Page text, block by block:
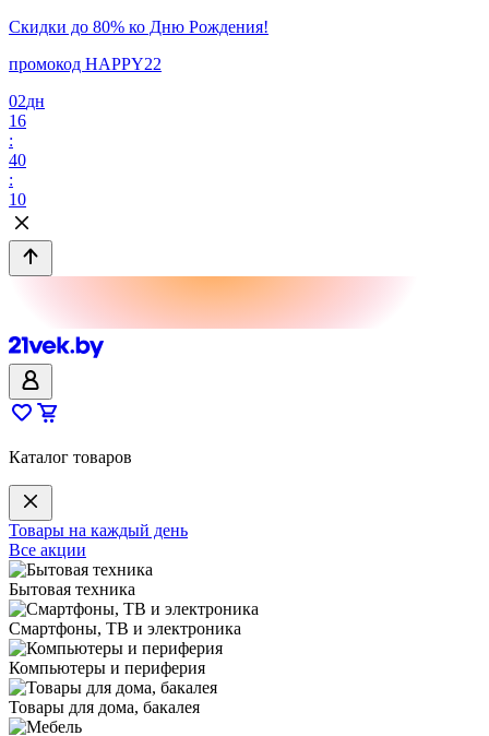
Скидки до 80% ко Дню Рождения!
промокод HAPPY22
02дн
16
:
40
:
10
Каталог товаров
Товары на каждый день
Все акции
Бытовая техника
Смартфоны, ТВ и электроника
Компьютеры и периферия
Товары для дома, бакалея